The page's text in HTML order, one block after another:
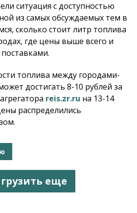
ситуация с доступностью
из самых обсуждаемых тем в
сколько стоит литр топлива
где цены выше всего и
топлива между городами-
достигать 8-10 рублей за
reis.zr.ru на 13-14
распределились
еще